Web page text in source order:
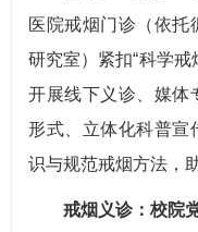
医院戒烟门诊（依托
研究室）紧扣“科学戒
开展线下义诊、媒体
形式、立体化科普宣
识与规范戒烟方法，
戒烟义诊：校院